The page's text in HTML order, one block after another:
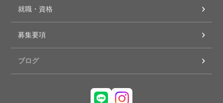
就職・資格
募集要項
ブログ